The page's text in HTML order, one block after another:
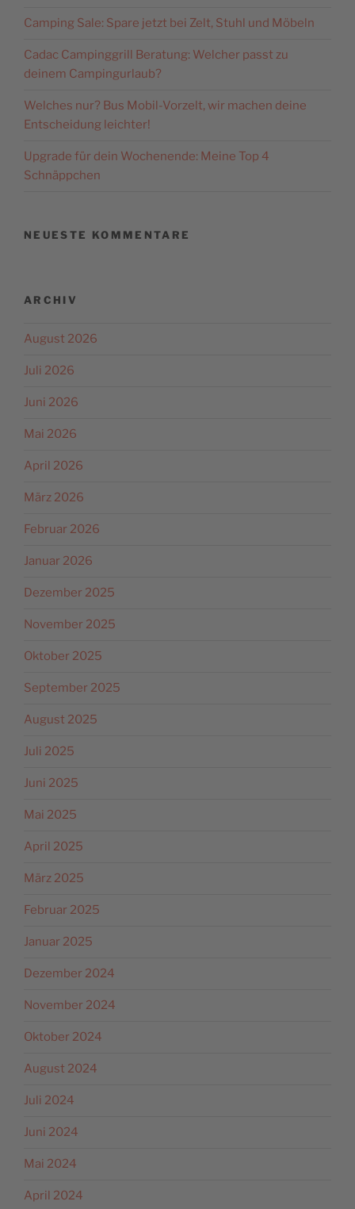
Mehr Informationen
Akzeptieren
Consent Management
Platform&eRecht24
Camping Sale: Spare jetzt bei Zelt, Stuhl und Möbeln
Cadac Campinggrill Beratung: Welcher passt zu
deinem Campingurlaub?
Welches nur? Bus Mobil-Vorzelt, wir machen deine
Entscheidung leichter!
Upgrade für dein Wochenende: Meine Top 4
Schnäppchen
NEUESTE KOMMENTARE
ARCHIV
August 2026
Juli 2026
Juni 2026
Mai 2026
April 2026
März 2026
Februar 2026
Januar 2026
Dezember 2025
November 2025
Oktober 2025
September 2025
August 2025
Juli 2025
Juni 2025
Mai 2025
April 2025
März 2025
Februar 2025
Januar 2025
Dezember 2024
November 2024
Oktober 2024
August 2024
Juli 2024
Juni 2024
Mai 2024
April 2024